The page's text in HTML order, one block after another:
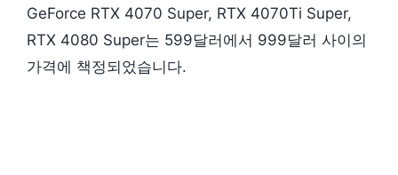
GeForce RTX 4070 Super, RTX 4070Ti Super,
RTX 4080 Super는 599달러에서 999달러 사이의
가격에 책정되었습니다.